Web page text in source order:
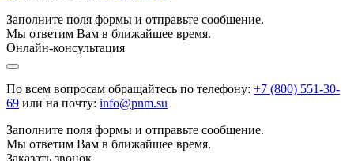
Заполните поля формы и отправьте сообщение.
Мы ответим Вам в ближайшее время.
Онлайн-консультация
По всем вопросам обращайтесь по телефону: +7 (800) 551-30-
69 или на почту: info@pnm.su
Заполните поля формы и отправьте сообщение.
Мы ответим Вам в ближайшее время.
Заказать звонок